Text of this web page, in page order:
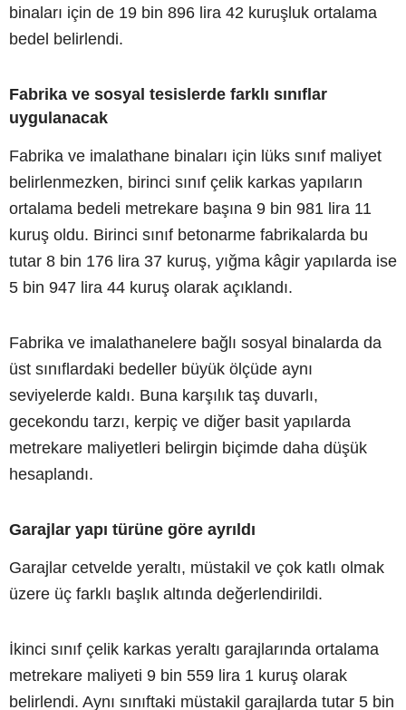
binaları için de 19 bin 896 lira 42 kuruşluk ortalama
bedel belirlendi.
Fabrika ve sosyal tesislerde farklı sınıflar
uygulanacak
Fabrika ve imalathane binaları için lüks sınıf maliyet
belirlenmezken, birinci sınıf çelik karkas yapıların
ortalama bedeli metrekare başına 9 bin 981 lira 11
kuruş oldu. Birinci sınıf betonarme fabrikalarda bu
tutar 8 bin 176 lira 37 kuruş, yığma kâgir yapılarda ise
5 bin 947 lira 44 kuruş olarak açıklandı.
Fabrika ve imalathanelere bağlı sosyal binalarda da
üst sınıflardaki bedeller büyük ölçüde aynı
seviyelerde kaldı. Buna karşılık taş duvarlı,
gecekondu tarzı, kerpiç ve diğer basit yapılarda
metrekare maliyetleri belirgin biçimde daha düşük
hesaplandı.
Garajlar yapı türüne göre ayrıldı
Garajlar cetvelde yeraltı, müstakil ve çok katlı olmak
üzere üç farklı başlık altında değerlendirildi.
İkinci sınıf çelik karkas yeraltı garajlarında ortalama
metrekare maliyeti 9 bin 559 lira 1 kuruş olarak
belirlendi. Aynı sınıftaki müstakil garajlarda tutar 5 bin